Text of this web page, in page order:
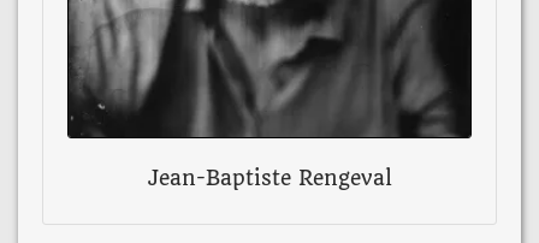
Jean-Baptiste Rengeval